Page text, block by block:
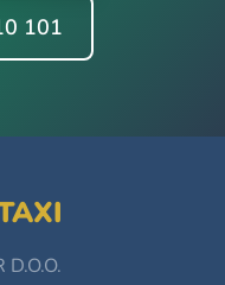
101
D.O.O.